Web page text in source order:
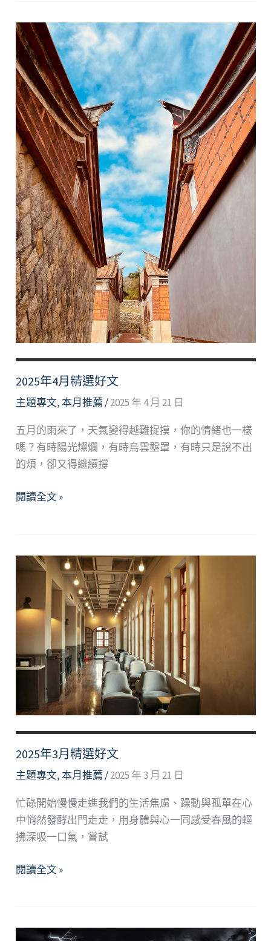
精
選
好
文
2025年4月精選好文
主題專文,本月推薦 /2025 年 4 月 21 日
五月的雨來了，天氣變得越難捉摸，你的情緒也一樣
嗎？有時陽光燦爛，有時烏雲壟罩，有時只是說不出
的煩，卻又得繼續撐
2025
精
好
文
閱讀全文 »
2025年3月精選好文
主題專文,本月推薦 /2025 年 3 月 21 日
忙碌開始慢慢走進我們的生活焦慮、躁動與孤單在心
中悄然發酵出門走走，用身體與心一同感受春風的輕
拂深吸一口氣，嘗試
2025
閱讀全文 »